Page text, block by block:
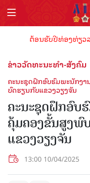
ຕ້ອນຮັບປີທ່ອງທ່ຽວລາ
ຂ່າວວັດທະນະທຳ-ສັງຄົມ
ຄະນະຊຸດຝຶກອົບຮົມພະນັກງ
ບົດຮຽນກັບແຂວງວຽງຈັນ
ຄະນະຊຸດຝຶກອົບ
ຄຸ້ມຄອງຂັ້ນສູງພົ
ແຂວງວຽງຈັນ
13:00 10/04/2025